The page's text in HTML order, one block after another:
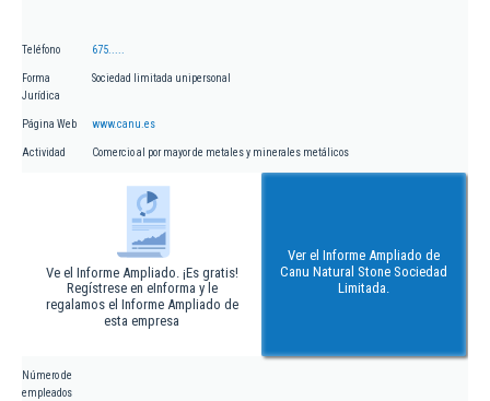
Teléfono 675.....
Forma
Jurídica
Sociedad limitada unipersonal
Página Web www.canu.es
Actividad Comercio al por mayor de metales y minerales metálicos
Ve el Informe Ampliado. ¡Es gratis!
Regístrese en eInforma y le
regalamos el Informe Ampliado de
esta empresa
Ver el Informe Ampliado de
Canu Natural Stone Sociedad
Limitada.
Número de
empleados